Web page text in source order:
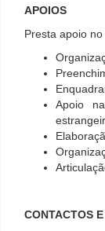
APOIOS
Presta apoio
Apoio
CONTACTOS